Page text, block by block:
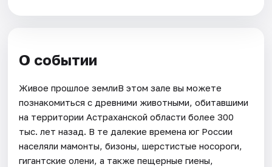
О событии
Живое прошлое землиВ этом зале вы можете
познакомиться с древними животными, обитавшими
на территории Астраханской области более 300
тыс. лет назад. В те далекие времена юг России
населяли мамонты, бизоны, шерстистые носороги,
гигантские олени, а также пещерные гиены,